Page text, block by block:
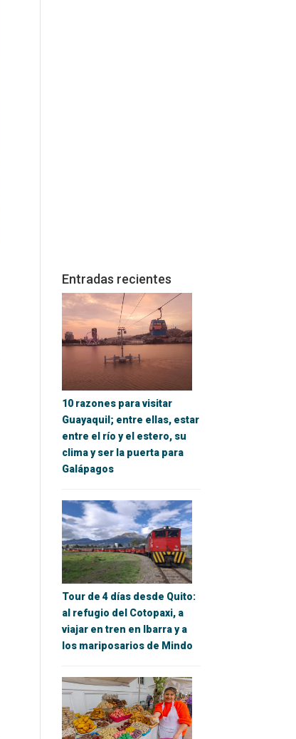
Entradas recientes
10 razones para visitar
Guayaquil; entre ellas, estar
entre el río y el estero, su
clima y ser la puerta para
Galápagos
Tour de 4 días desde Quito:
al refugio del Cotopaxi, a
viajar en tren en Ibarra y a
los mariposarios de Mindo